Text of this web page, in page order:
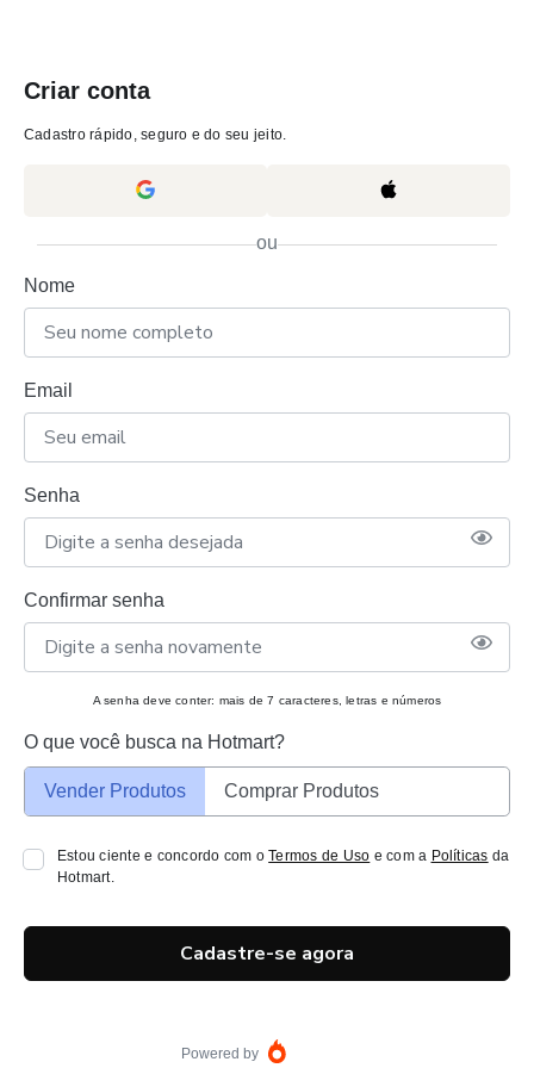
Criar conta
Cadastro rápido, seguro e do seu jeito.
ou
Nome
Email
Senha
Confirmar senha
A senha deve conter: mais de 7 caracteres, letras e números
O que você busca na Hotmart?
Vender Produtos Comprar Produtos
Estou ciente e concordo com oTermos de Uso e com a Políticas da
Hotmart.
Cadastre-se agora
Powered by